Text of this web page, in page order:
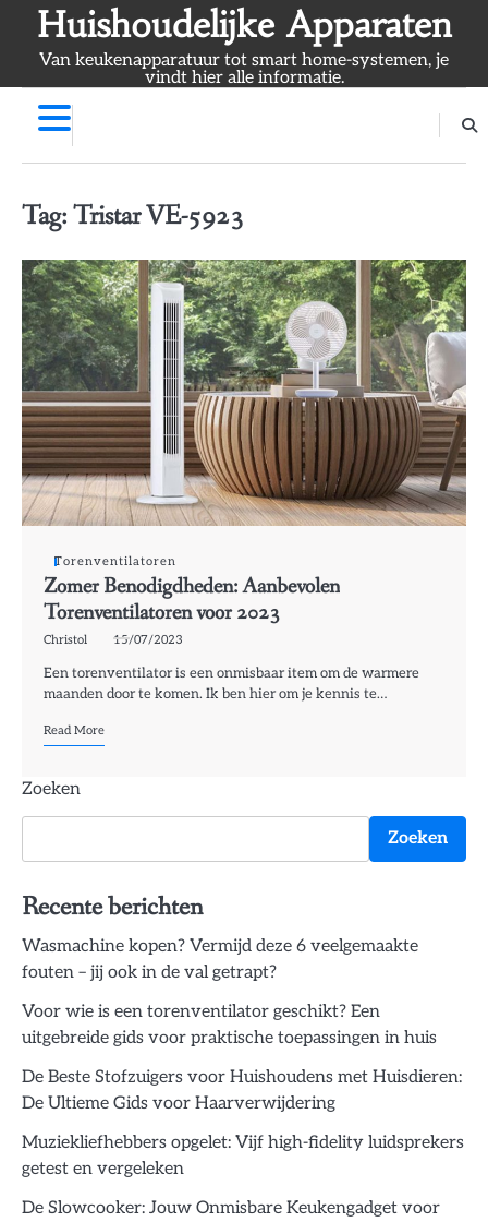
content
Huishoudelijke Apparaten
Van keukenapparatuur tot smart home-systemen, je
vindt hier alle informatie.
Tag:Tristar VE-5923
Torenventilatoren
Zomer Benodigdheden: Aanbevolen
Torenventilatoren voor 2023
Christol 15/07/2023
Een torenventilator is een onmisbaar item om de warmere
maanden door te komen. Ik ben hier om je kennis te…
Read More
Zoeken
Zoeken
Recente berichten
Wasmachine kopen? Vermijd deze 6 veelgemaakte
fouten – jij ook in de val getrapt?
Voor wie is een torenventilator geschikt? Een
uitgebreide gids voor praktische toepassingen in huis
De Beste Stofzuigers voor Huishoudens met Huisdieren:
De Ultieme Gids voor Haarverwijdering
Muziekliefhebbers opgelet: Vijf high-fidelity luidsprekers
getest en vergeleken
De Slowcooker: Jouw Onmisbare Keukengadget voor